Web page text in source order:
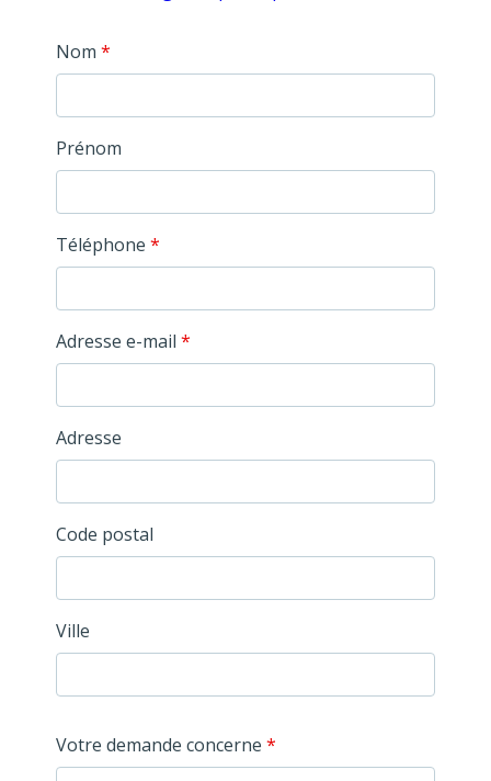
Nom*
Prénom
Téléphone*
Adresse e-mail*
Adresse
Code postal
Ville
Votre demande concerne*